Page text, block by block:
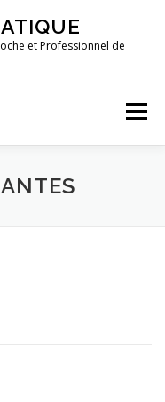
et Professionnel de
Menu
LES ARTICLES